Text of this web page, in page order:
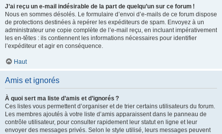
J’ai reçu un e-mail indésirable de la part de quelqu’un sur ce forum !
Nous en sommes désolés. Le formulaire d’envoi d’e-mails de ce forum dispose
de protections destinées à repérer les expéditeurs de spam. Envoyez à un
administrateur une copie complète de l’e-mail reçu, en incluant impérativement
les en-têtes : ils contiennent les informations nécessaires pour identifier
l’expéditeur et agir en conséquence.
Haut
Amis et ignorés
À quoi sert ma liste d’amis et d’ignorés ?
Ces listes vous permettent d’organiser et de trier certains utilisateurs du forum.
Les membres ajoutés à votre liste d’amis apparaissent dans le panneau de
contrôle utilisateur, pour consulter rapidement leur statut en ligne et leur
envoyer des messages privés. Selon le style utilisé, leurs messages peuvent